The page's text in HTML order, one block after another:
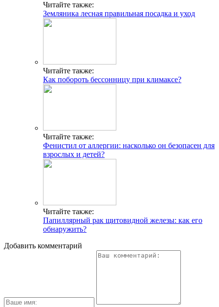
Читайте также:
Земляника лесная правильная посадка и уход
Читайте также:
Как побороть бессонницу при климаксе?
Читайте также:
Фенистил от аллергии: насколько он безопасен для
взрослых и детей?
Читайте также:
Папиллярный рак щитовидной железы: как его
обнаружить?
Добавить комментарий